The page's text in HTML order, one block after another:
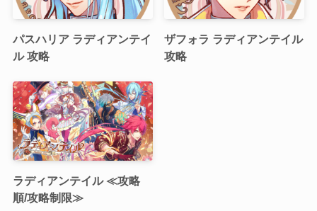
パスハリア ラディアンテイ
ル 攻略
ザフォラ ラディアンテイル
攻略
ラディアンテイル ≪攻略
順/攻略制限≫